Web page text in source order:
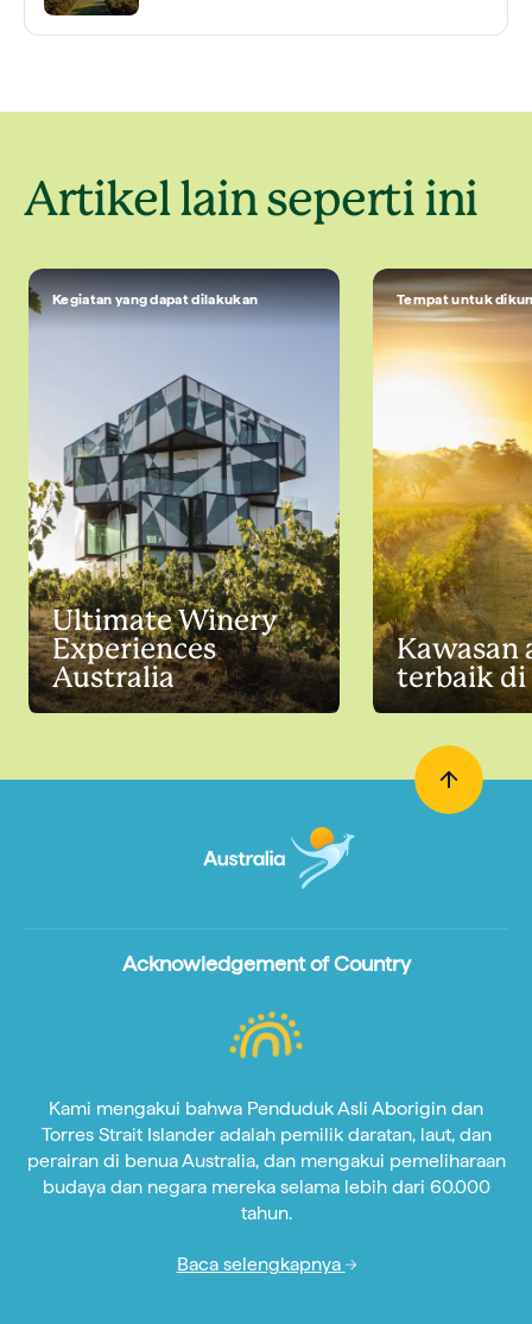
Artikel lain seperti ini
Kegiatan yang dapat dilakukan
Ultimate Winery
Experiences
Australia
Tempat untuk
Kawasan
terbaik di
Acknowledgement of Country
Kami mengakui bahwa Penduduk Asli Aborigin dan
Torres Strait Islander adalah pemilik daratan, laut, dan
perairan di benua Australia, dan mengakui pemeliharaan
budaya dan negara mereka selama lebih dari 60.000
tahun.
Baca selengkapnya